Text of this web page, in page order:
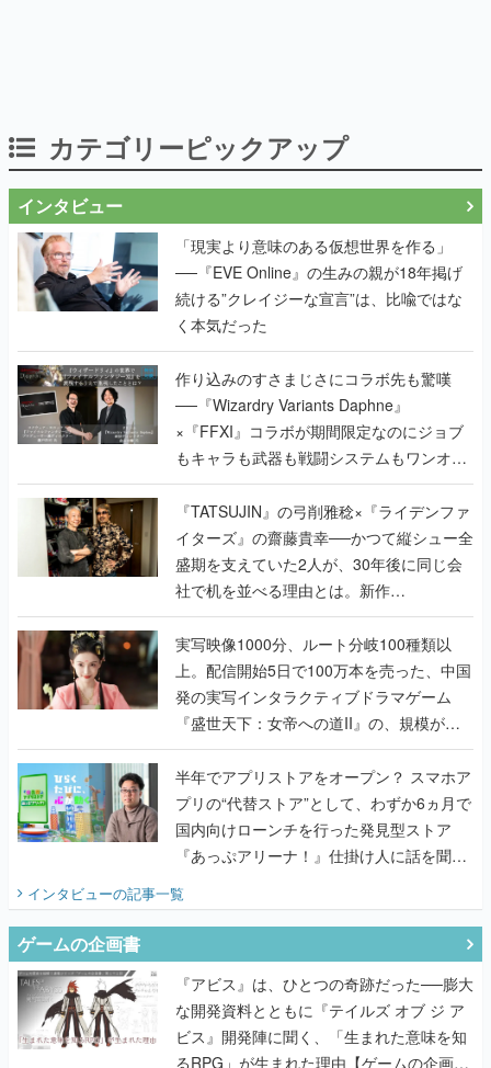
「現実より意味のある仮想世界を作る」
──『EVE Online』の生みの親が18年掲げ
く本気だった
作り込みのすさまじさにコラボ先も驚嘆
──『Wizardry Variants Daphne』
×『FFXI』コラボが期間限定なのにジョブ
もキャラも武器も戦闘システムもワンオフ
で作り込まれた理由を両ディレクターに聞
く
『TATSUJIN』の弓削雅稔×『ライデンファ
イターズ』の齋藤貴幸──かつて縦シュー全
盛期を支えていた2人が、30年後に同じ会
社で机を並べる理由とは。新作
『TATSUJIN EXTREME』で初タッグを組
んだレジェンド2人に訊く開発秘話
実写映像1000分、ルート分岐100種類以
上。配信開始5日で100万本を売った、中国
発の実写インタラクティブドラマゲーム
『盛世天下：女帝への道II』の、規模が違
うこだわりをプロデューサーに聞いた
半年でアプリストアをオープン？ スマホア
プリの“代替ストア”として、わずか6ヵ月で
国内向けローンチを行った発見型ストア
『あっぷアリーナ！』仕掛け人に話を聞い
てみた
インタビューの記事一覧
『アビス』は、ひとつの奇跡だった──膨大
な開発資料とともに『テイルズ オブ ジ ア
るRPG」が生まれた理由【ゲームの企画
書】
なにが、人を「ロマンシング」させるの
か？『ロマサガ2』当時の企画書とキャラ